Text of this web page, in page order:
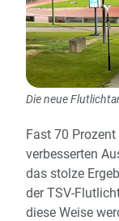
Die neue
Fast 70
verbesserten
das stolze
der TSV-
diese Weise